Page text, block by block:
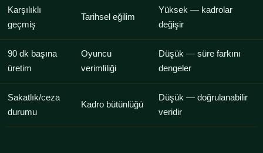
Karşılıklı
geçmiş
Tarihsel eğilim
Yüksek — kadrolar
değişir
90 dk başına
üretim
Oyuncu
verimliliği
Düşük — süre farkını
dengeler
Sakatlık/ceza
durumu
Kadro bütünlüğü
Düşük — doğrulanabilir
veridir